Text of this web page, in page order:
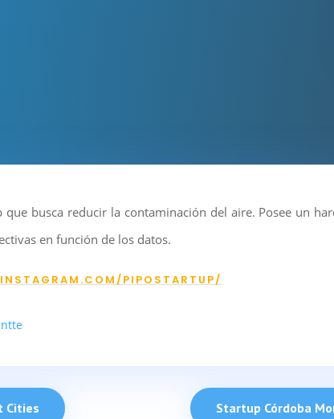
que busca reducir la contaminación del aire. Posee un
en función de los datos.
PIPOSTARTUP/
Cities Startup Córdoba